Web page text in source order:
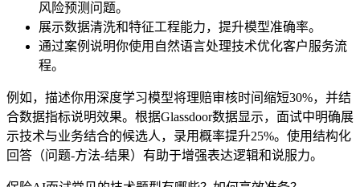
风险预测问题。
展示数据清洗和特征工程能力，提升模型准确率。
通过案例说明你使用自然语言处理技术优化客户服务流
程。
例如，描述你用深度学习模型将理赔审核时间缩短30%，并结
合数据指标说明效果。根据Glassdoor数据显示，面试中明确展
示技术与业务结合的候选人，录用概率提升25%。使用结构化
回答（问题-方法-结果）有助于增强表达逻辑和说服力。